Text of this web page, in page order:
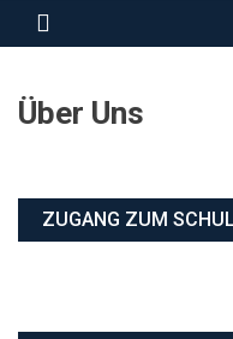
Über Uns
ZUGANG ZUM